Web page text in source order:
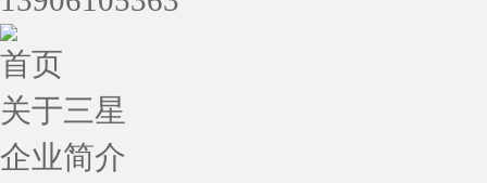
首页
关于三星
企业简介